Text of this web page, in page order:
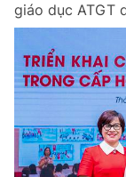
giáo dục ATGT